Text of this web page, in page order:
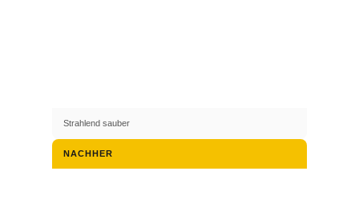
Strahlend sauber
NACHHER